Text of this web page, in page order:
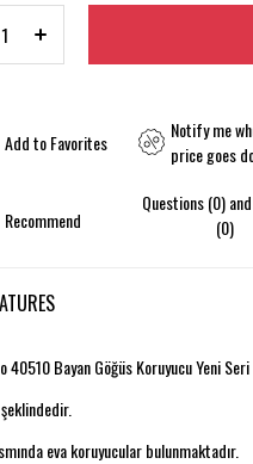
Add to Favorites
Notify me
price goes
Recommend
Questions (0)
(0)
40510 Bayan Göğüs Koruyucu Yeni Seri
eva koruyucular bulunmaktadır.